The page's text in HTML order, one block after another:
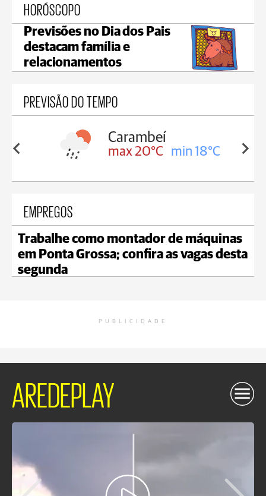
HORÓSCOPO
Previsões no Dia dos Pais
destacam família e
relacionamentos
PREVISÃO DO TEMPO
18°C
Carambeí
max 20°C min 18°C
EMPREGOS
Trabalhe como montador de máquinas
em Ponta Grossa; confira as vagas desta
segunda
PUBLICIDADE
AREDEPLAY